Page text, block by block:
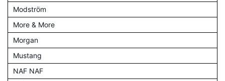
Modström
More & More
Morgan
Mustang
NAF NAF